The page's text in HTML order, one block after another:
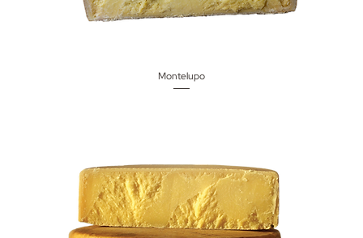
Montelupo